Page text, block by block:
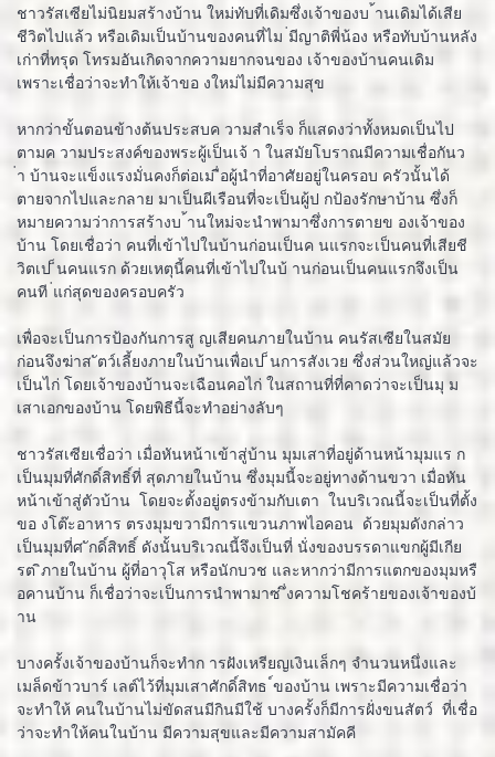
ชาวรัสเซียไม่นิยมสร้างบ้าน ใหม่ทับที่เดิมซึ่งเจ้าของบ ้านเดิมได้เสีย
ชีวิตไปแล้ว หรือเดิมเป็นบ้านของคนที่ไม ่มีญาติพี่น้อง หรือทับบ้านหลัง
เก่าที่ทรุด โทรมอันเกิดจากความยากจนของ เจ้าของบ้านคนเดิม
เพราะเชื่อว่าจะทำให้เจ้าขอ งใหม่ไม่มีความสุข
หากว่าขั้นตอนข้างต้นประสบค วามสำเร็จ ก็แสดงว่าทั้งหมดเป็นไป
ตามค วามประสงค์ของพระผู้เป็นเจ้ า ในสมัยโบราณมีความเชื่อกันว
่า บ้านจะแข็งแรงมั่นคงก็ต่อเม ื่อผู้นำที่อาศัยอยู่ในครอบ ครัวนั้นได้
ตายจากไปและกลาย มาเป็นผีเรือนที่จะเป็นผู้ป กป้องรักษาบ้าน ซึ่งก็
หมายความว่าการสร้างบ ้านใหม่จะนำพามาซึ่งการตายข องเจ้าของ
บ้าน โดยเชื่อว่า คนที่เข้าไปในบ้านก่อนเป็นค นแรกจะเป็นคนที่เสียชี
วิตเป ็นคนแรก ด้วยเหตุนี้คนที่เข้าไปในบ้ านก่อนเป็นคนแรกจึงเป็น
คนที ่แก่สุดของครอบครัว
เพื่อจะเป็นการป้องกันการสู ญเสียคนภายในบ้าน คนรัสเซียในสมัย
ก่อนจึงฆ่าส ัตว์เลี้ยงภายในบ้านเพื่อเป ็นการสังเวย ซึ่งส่วนใหญ่แล้วจะ
เป็นไก่ โดยเจ้าของบ้านจะเฉือนคอไก่ ในสถานที่ที่คาดว่าจะเป็นมุ ม
เสาเอกของบ้าน โดยพิธีนี้จะทำอย่างลับๆ
ชาวรัสเซียเชื่อว่า เมื่อหันหน้าเข้าสู่บ้าน มุมเสาที่อยู่ด้านหน้ามุมแร ก
เป็นมุมที่ศักดิ์สิทธิ์ที่ สุดภายในบ้าน ซึ่งมุมนี้จะอยู่ทางด้านขวา เมื่อหัน
หน้าเข้าสู่ตัวบ้าน โดยจะตั้งอยู่ตรงข้ามกับเตา ในบริเวณนี้จะเป็นที่ตั้ง
ขอ งโต๊ะอาหาร ตรงมุมขวามีการแขวนภาพไอคอน ด้วยมุมดังกล่าว
เป็นมุมที่ศ ักดิ์สิทธิ์ ดังนั้นบริเวณนี้จึงเป็นที่ นั่งของบรรดาแขกผู้มีเกีย
รต ิภายในบ้าน ผู้ที่อาวุโส หรือนักบวช และหากว่ามีการแตกของมุมหรื
อคานบ้าน ก็เชื่อว่าจะเป็นการนำพามาซ ึ่งความโชคร้ายของเจ้าของบ้
าน
บางครั้งเจ้าของบ้านก็จะทำก ารฝังเหรียญเงินเล็กๆ จำนวนหนึ่งและ
เมล็ดข้าวบาร์ เลต์ไว้ที่มุมเสาศักดิ์สิทธ ์ของบ้าน เพราะมีความเชื่อว่า
จะทำให้ คนในบ้านไม่ขัดสนมีกินมีใช้ บางครั้งก็มีการฝั่งขนสัตว์ ที่เชื่อ
ว่าจะทำให้คนในบ้าน มีความสุขและมีความสามัคคี